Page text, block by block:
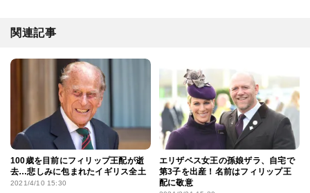
関連記事
100歳を目前にフィリップ王配が逝
去…悲しみに包まれたイギリス全土
2021/4/10 15:30
エリザベス女王の孫娘ザラ、自宅で
第3子を出産！名前はフィリップ王
配に敬意